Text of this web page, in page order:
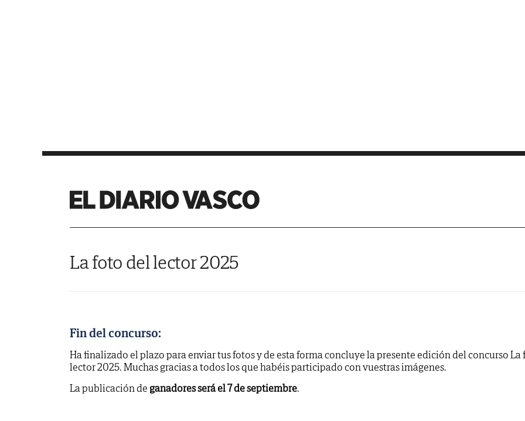
La foto del lector 2025
Fin del concurso:
Ha finalizado el plazo para enviar tus fotos y de esta forma concluye la presente edición del concurso La
lector 2025. Muchas gracias a todos los que habéis participado con vuestras imágenes.
La publicación de ganadores será el 7 de septiembre.